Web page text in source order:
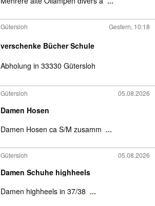
Gütersloh Gestern, 10:18
verschenke Bücher Schule
Abholung in 33330 Gütersloh
Gütersloh 05.08.2026
Damen Hosen
Damen Hosen ca S/M zusamm ...
Gütersloh 05.08.2026
Damen Schuhe highheels
Damen highheels in 37/38 ...